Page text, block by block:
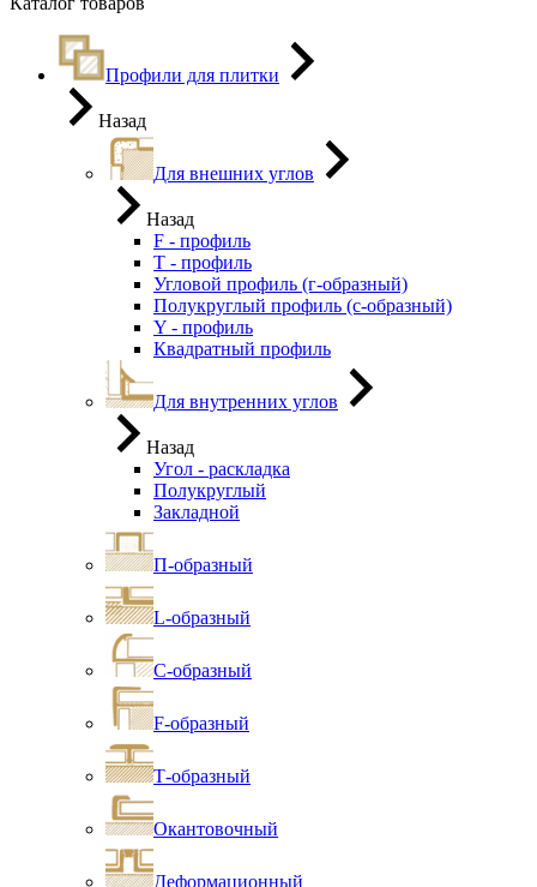
Профили для плитки
Назад
Для внешних углов
Назад
F - профиль
Т - профиль
Угловой профиль (г-образный)
Полукруглый профиль (с-образный)
Y - профиль
Квадратный профиль
Для внутренних углов
Назад
Угол - раскладка
Полукруглый
Закладной
П-образный
L-образный
С-образный
F-образный
Т-образный
Окантовочный
Деформационный